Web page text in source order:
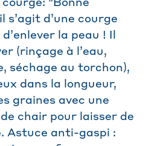
"Bonne
s’agit d’une courge
la peau ! Il
(rinçage à l’eau,
séchage au torchon),
dans la longueur,
graines avec une
chair pour laisser de
Astuce anti-gaspi :